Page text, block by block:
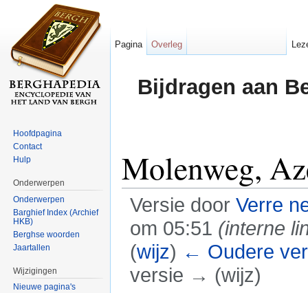
Bijdragen aan
Molenweg,
Versie door Verre
om 05:51 (interne
(wijz) ← Oudere
versie → (wijz)
Pagina Overleg
Hoofdpagina
Contact
Hulp
Onderwerpen
Onderwerpen
Barghief Index (Archief
HKB)
Berghse woorden
Jaartallen
Wijzigingen
Nieuwe pagina's